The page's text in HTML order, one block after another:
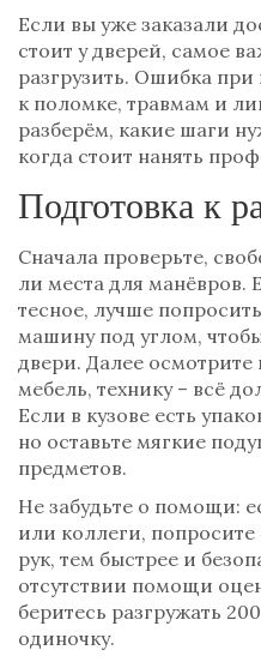
Если вы уже заказали
стоит у дверей, самое
разгрузить. Ошибка
к поломке, травмам и
разберём, какие шаги
когда стоит нанять
Подготовка к
Сначала проверьте,
ли места для манёвров.
тесное, лучше
машину под углом,
двери. Далее осмотрите
мебель, технику – всё
Если в кузове есть
но оставьте мягкие
предметов.
Не забудьте о помощи:
или коллеги,
рук, тем быстрее и
отсутствии помощи
беритесь разгружать
одиночку.